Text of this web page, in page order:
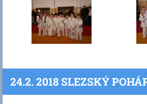
24.2. 2018 SLEZSKÝ